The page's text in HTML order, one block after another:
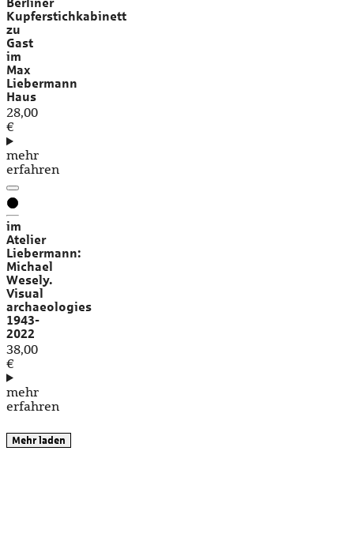
Berliner
Kupferstichkabinett
zu
Gast
im
Max
Liebermann
Haus
28,00
€
mehr
erfahren
im
Atelier
Liebermann:
Michael
Wesely.
Visual
archaeologies
1943-
2022
38,00
€
mehr
erfahren
Mehr laden